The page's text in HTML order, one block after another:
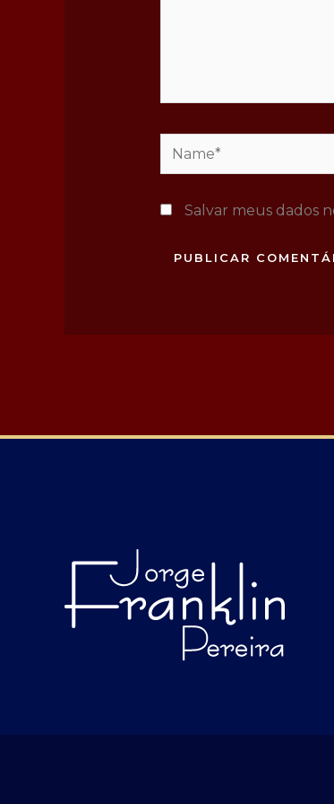
Name*
Salvar meus dados